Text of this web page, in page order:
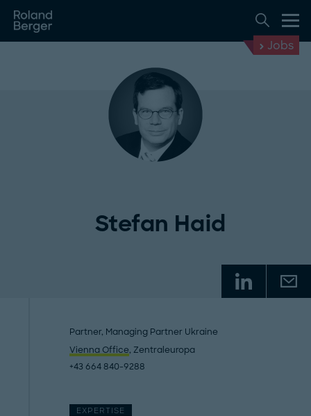
Jobs
Stefan Haid
Partner, Managing Partner Ukraine
Vienna Office, Zentraleuropa
+43 664 840-9288
EXPERTISE